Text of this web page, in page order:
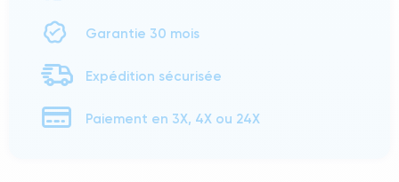
Garantie 30 mois
Expédition sécurisée
Paiement en 3X, 4X ou 24X